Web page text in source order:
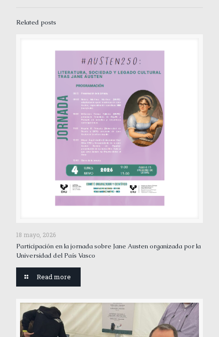
Related posts
18 mayo, 2026
Participación en la jornada sobre Jane Austen organizada por la
Universidad del País Vasco
Read more